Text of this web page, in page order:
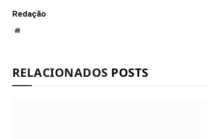
Redação
Site
RELACIONADOS POSTS